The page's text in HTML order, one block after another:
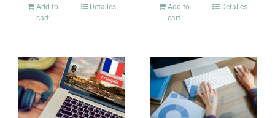
Add to
cart
Detalles
Add to
cart
Detalles